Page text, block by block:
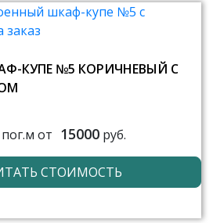
КУПЕ №5 КОРИЧНЕВЫЙ С
от 15000руб.
СТОИМОСТЬ